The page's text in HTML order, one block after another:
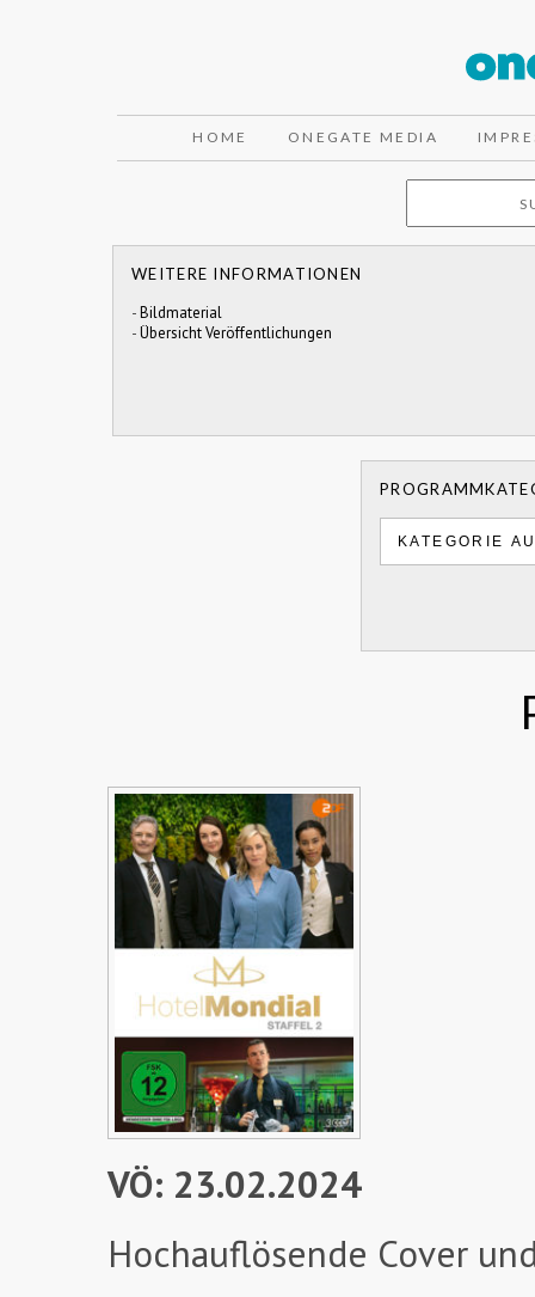
HOME ONEGATE MEDIA
WEITERE INFORMATIONEN
-Bildmaterial
-Übersicht Veröffentlichungen
VÖ: 23.02.2024
Hochauflösende Cover